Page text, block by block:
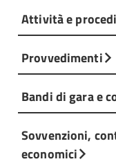
Attività e
Provvedimenti
Bandi di gara e
Sovvenzioni,
economici